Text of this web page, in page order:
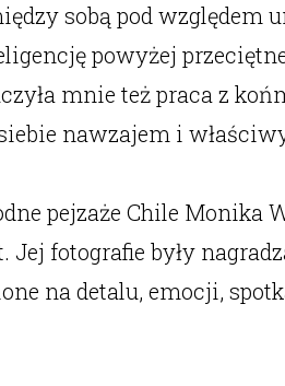
sobą pod względem
powyżej
mnie też praca z
nawzajem i
pejzaże Chile Monika
fotografie były
na detalu, emocji,